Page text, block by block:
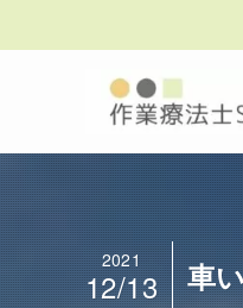
車
2021
12/13